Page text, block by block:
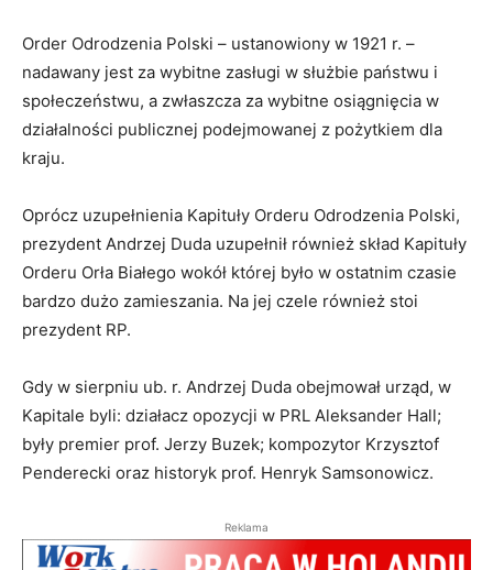
Order Odrodzenia Polski – ustanowiony w 1921 r. –
nadawany jest za wybitne zasługi w służbie państwu i
społeczeństwu, a zwłaszcza za wybitne osiągnięcia w
działalności publicznej podejmowanej z pożytkiem dla
kraju.
Oprócz uzupełnienia Kapituły Orderu Odrodzenia Polski,
prezydent Andrzej Duda uzupełnił również skład Kapituły
Orderu Orła Białego wokół której było w ostatnim czasie
bardzo dużo zamieszania. Na jej czele również stoi
prezydent RP.
Gdy w sierpniu ub. r. Andrzej Duda obejmował urząd, w
Kapitale byli: działacz opozycji w PRL Aleksander Hall;
były premier prof. Jerzy Buzek; kompozytor Krzysztof
Penderecki oraz historyk prof. Henryk Samsonowicz.
Reklama